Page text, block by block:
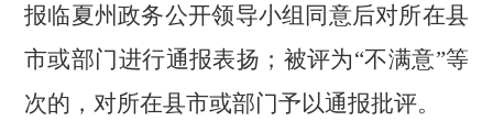
报临夏州政务公开领导小组同意后对所在县
市或部门进行通报表扬；被评为“不满意”等
次的，对所在县市或部门予以通报批评。